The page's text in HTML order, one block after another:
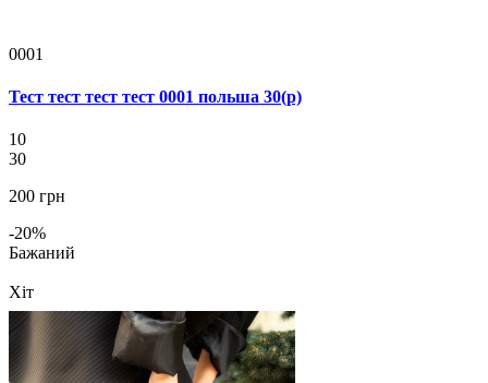
0001
Тест тест тест тест 0001 польша 30(р)
10
30
200 грн
-20%
Бажаний
Хіт